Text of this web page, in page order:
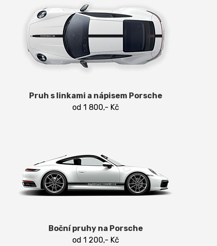
Pruh s linkami a nápisem Porsche
od 1 800,- Kč
Boční pruhy na Porsche
od 1 200,- Kč